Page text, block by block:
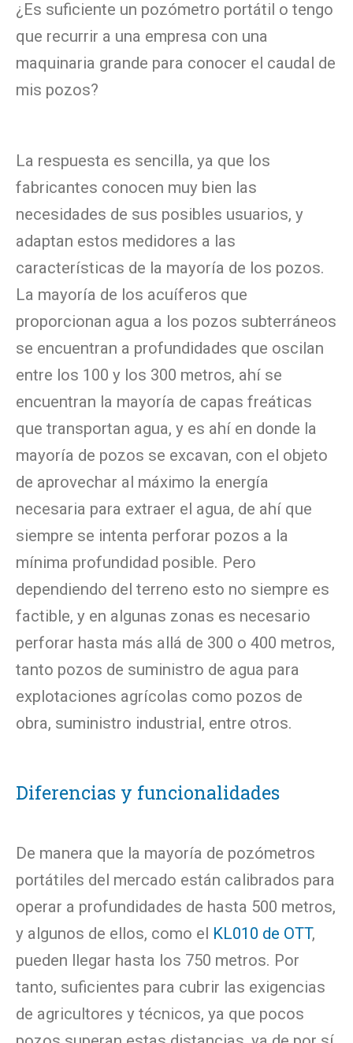
¿Es suficiente un pozómetro portátil o tengo
que recurrir a una empresa con una
maquinaria grande para conocer el caudal de
mis pozos?
La respuesta es sencilla, ya que los
fabricantes conocen muy bien las
necesidades de sus posibles usuarios, y
adaptan estos medidores a las
características de la mayoría de los pozos.
La mayoría de los acuíferos que
proporcionan agua a los pozos subterráneos
se encuentran a profundidades que oscilan
entre los 100 y los 300 metros, ahí se
encuentran la mayoría de capas freáticas
que transportan agua, y es ahí en donde la
mayoría de pozos se excavan, con el objeto
de aprovechar al máximo la energía
necesaria para extraer el agua, de ahí que
siempre se intenta perforar pozos a la
mínima profundidad posible. Pero
dependiendo del terreno esto no siempre es
factible, y en algunas zonas es necesario
perforar hasta más allá de 300 o 400 metros,
tanto pozos de suministro de agua para
explotaciones agrícolas como pozos de
obra, suministro industrial, entre otros.
Diferencias y funcionalidades
De manera que la mayoría de pozómetros
portátiles del mercado están calibrados para
operar a profundidades de hasta 500 metros,
y algunos de ellos, como el KL010 de OTT,
pueden llegar hasta los 750 metros. Por
tanto, suficientes para cubrir las exigencias
de agricultores y técnicos, ya que pocos